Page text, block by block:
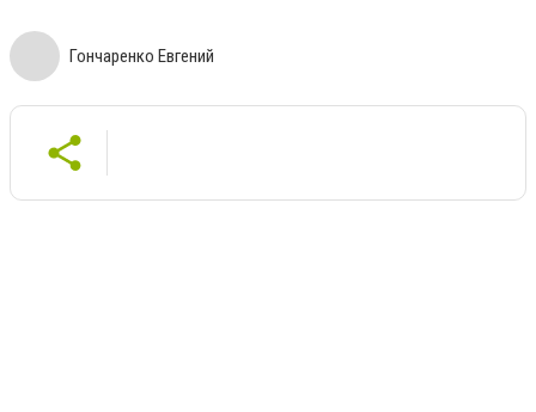
Гончаренко Евгений